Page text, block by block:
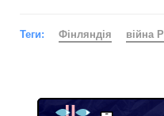
Теги: Фінляндія війна